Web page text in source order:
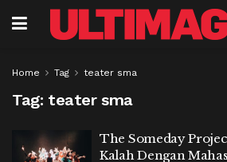
Home Tag teater sma
Tag: teater sma
The Someday
Kalah Dengan